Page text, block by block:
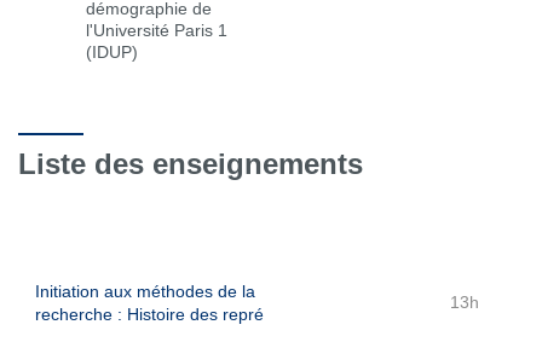
démographie de
l'Université Paris 1
(IDUP)
Liste des enseignements
Initiation aux méthodes de la
recherche : Histoire des repré
13h